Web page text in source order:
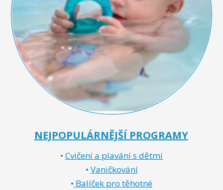
NEJPOPULÁRNĚJŠÍ PROGRAMY
• Cvičení a plavání s dětmi
• Vaničkování
• Balíček pro těhotné